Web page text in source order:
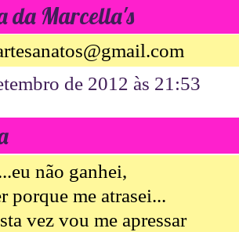
da Marcella's
de 2012 às 21:53
não ganhei,
porque me atrasei...
vez vou me apressar